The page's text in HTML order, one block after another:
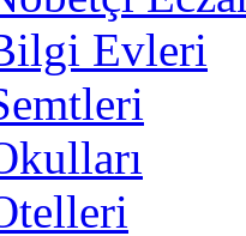
Evleri